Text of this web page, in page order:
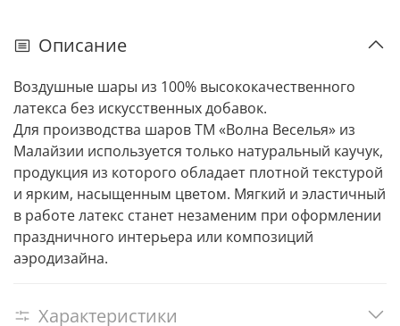
Описание
Воздушные шары из 100% высококачественного
латекса без искусственных добавок.
Для производства шаров ТМ «Волна Веселья» из
Малайзии используется только натуральный каучук,
продукция из которого обладает плотной текстурой
и ярким, насыщенным цветом. Мягкий и эластичный
в работе латекс станет незаменим при оформлении
праздничного интерьера или композиций
аэродизайна.
Характеристики